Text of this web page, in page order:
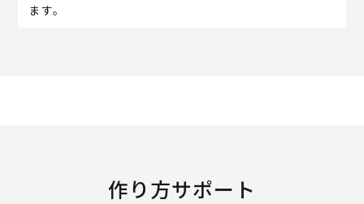
ます。
作り方サポート